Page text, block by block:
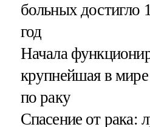
больных достигло
год
Начала
крупнейшая в
по раку
Спасение от рака: